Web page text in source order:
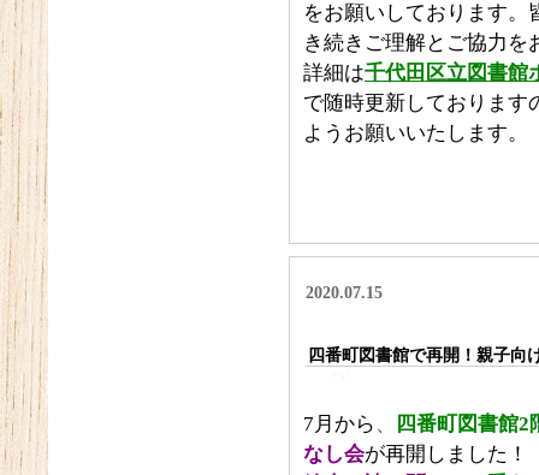
をお願いしております。
き続きご理解とご協力を
詳細は千代田区立図書館
で随時更新しております
ようお願いいたします。
2020.07.15
四番町図書館で再開！親子向
7月から 、
四番町図書館2
なし会が再開しました！